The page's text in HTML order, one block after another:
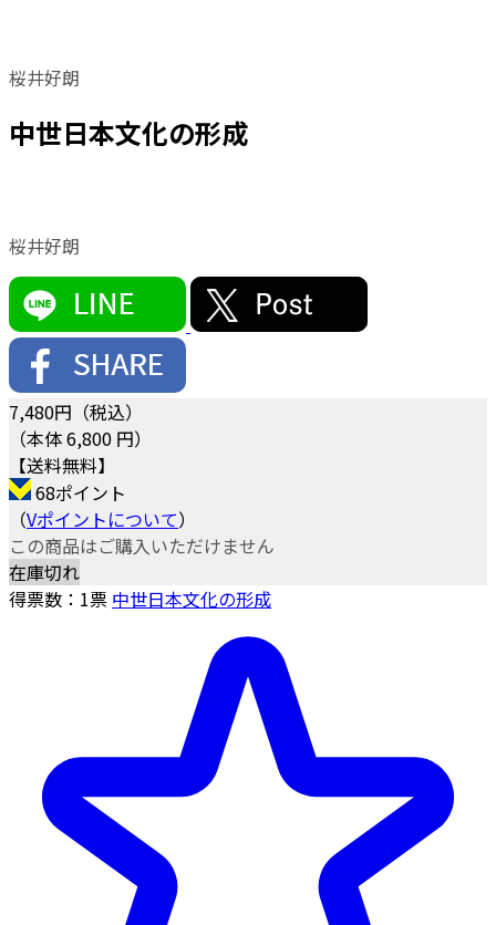
桜井好朗
中世日本文化の形成
桜井好朗
7,480円（税込）
（本体 6,800 円）
【送料無料】
68ポイント
（Vポイントについて）
この商品はご購入いただけません
在庫切れ
得票数： 1票 中世日本文化の形成